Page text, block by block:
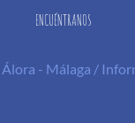
ENCUÉNTRANOS
Álora - Málaga /